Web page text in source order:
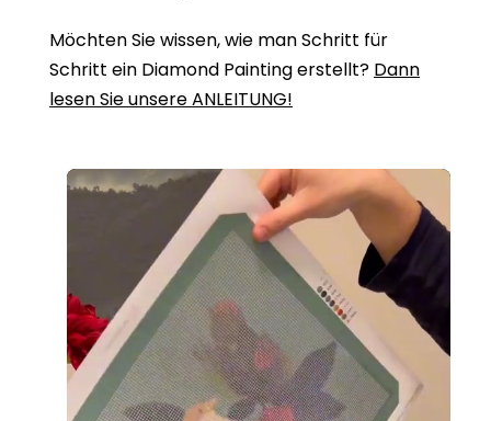
Möchten Sie wissen, wie man Schritt für
Schritt ein Diamond Painting erstellt? Dann
lesen Sie unsere ANLEITUNG!